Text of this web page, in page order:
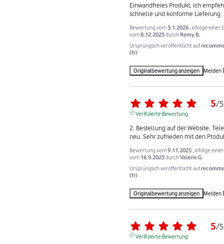
Einwandfreies Produkt, ich
schnelle und konforme Lieferung
Bewertung vom3.1.2026 , infolge einer
vom8.12.2025durch Remy B.
Ursprünglich veröffentlicht auf
(fr)
Originalbewertung anzeigen Melden
5/5
Verifizierte Bewertung
2. Bestellung auf der Website.
neu. Sehr zufrieden mit den
Bewertung vom9.11.2025 , infolge
vom 16.9.2025durchValerie G.
Ursprünglich veröffentlicht auf
(fr)
Originalbewertung anzeigen Melden
5/5
Verifizierte Bewertung